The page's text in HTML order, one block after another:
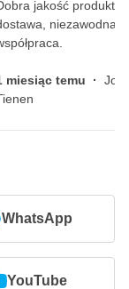
jakość
niezawodna
miesiąc temu ·
WhatsApp
YouTube